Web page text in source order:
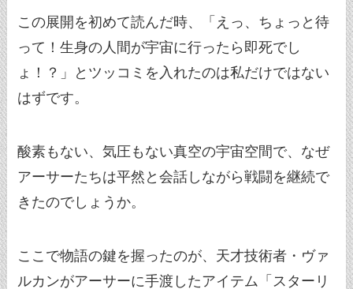
この展開を初めて読んだ時、「えっ、ちょっと待
って！生身の人間が宇宙に行ったら即死でし
ょ！？」とツッコミを入れたのは私だけではない
はずです。
酸素もない、気圧もない真空の宇宙空間で、なぜ
アーサーたちは平然と会話しながら戦闘を継続で
きたのでしょうか。
ここで物語の鍵を握ったのが、天才技術者・ヴァ
ルカンがアーサーに手渡したアイテム「スターリ